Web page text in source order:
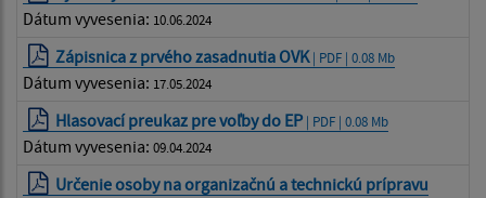
Dátum vyvesenia: 10.06.2024
Zápisnica z prvého zasadnutia OVK| PDF | 0.08 Mb
Dátum vyvesenia: 17.05.2024
Hlasovací preukaz pre voľby do EP | PDF | 0.08 Mb
Dátum vyvesenia: 09.04.2024
Určenie osoby na organizačnú a technickú prípravu